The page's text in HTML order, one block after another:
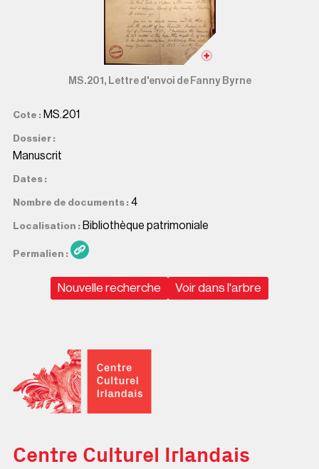
MS.201, Lettre d'envoi de Fanny Byrne
Cote MS.201
Dossier
Manuscrit
Dates
Nombre de documents 4
Localisation Bibliothèque patrimoniale
Permalien
Nouvelle recherche Voir dans l'arbre
Centre Culturel Irlandais